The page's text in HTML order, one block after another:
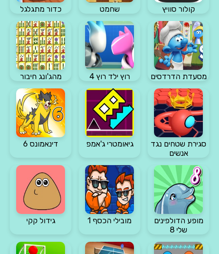
קולור סוויץ שחמט כדור מתגלגל
מסעדת הדרדסים רוץ ילד רוץ 4 מהג'ונג חיבור
סגירת שטחים נגד
אנשים
גיאומטרי ג'אמפ דינאמונס 6
מופע הדולפינים
שלי 8
מובילי הכסף 1 גידול קקי